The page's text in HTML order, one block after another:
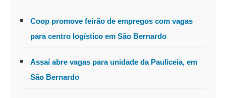
Coop promove feirão de empregos com vagas
para centro logístico em São Bernardo
Assaí abre vagas para unidade da Pauliceia, em
São Bernardo